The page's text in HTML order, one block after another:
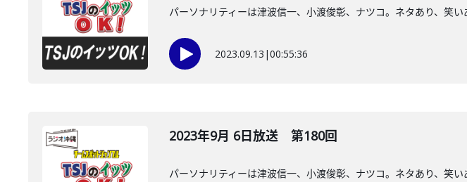
パーソナリティーは津波信一、小渡俊彰、ナツコ。ネタあり、笑
2023.09.13 |00:55:36
2023年9月 6日放送 第180回
パーソナリティーは津波信一、小渡俊彰、ナツコ。ネタあり、笑